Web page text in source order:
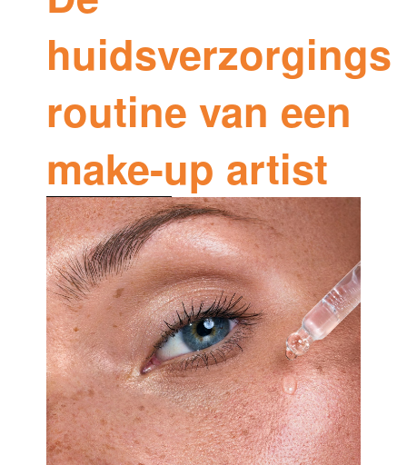
huidsverzorgings
routine van een
make-up artist